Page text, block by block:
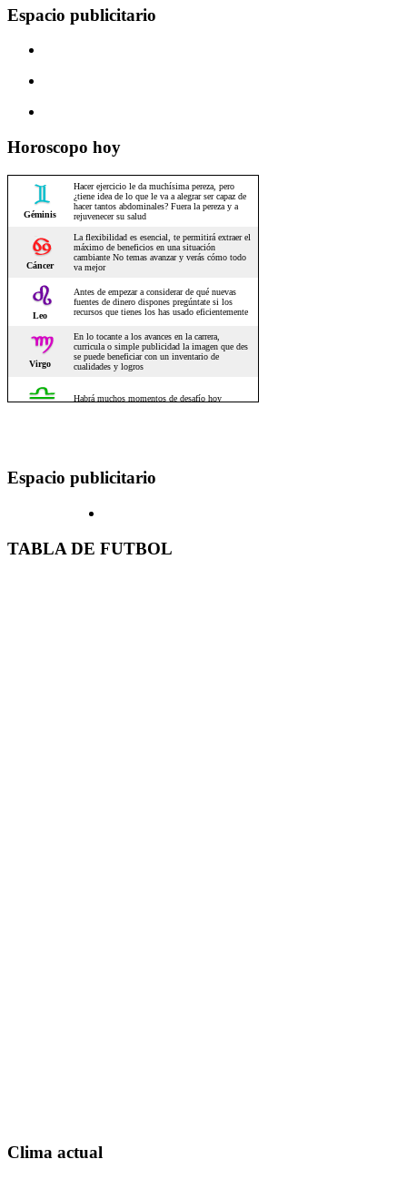
Espacio publicitario
Horoscopo hoy
Espacio publicitario
TABLA DE FUTBOL
Clima actual